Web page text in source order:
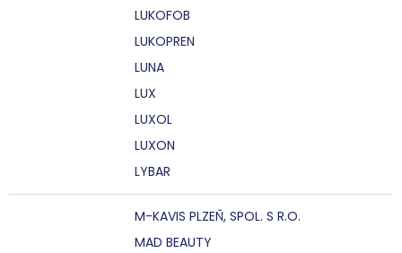
LUKOFOB
LUKOPREN
LUNA
LUX
LUXOL
LUXON
LYBAR
M-KAVIS PLZEŇ, SPOL. S R.O.
MAD BEAUTY